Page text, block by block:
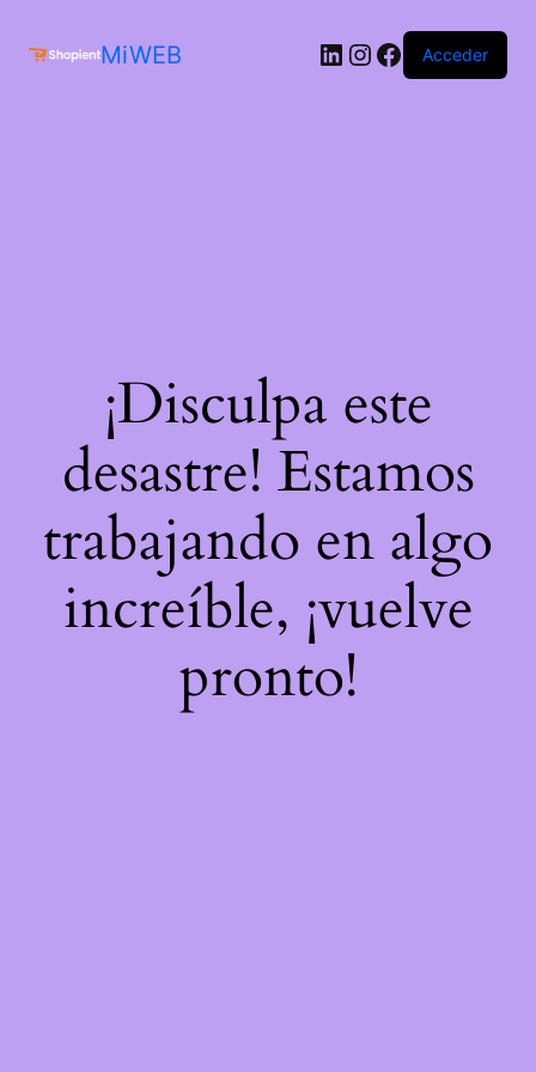
MiWEB Acceder
¡Disculpa este
desastre! Estamos
trabajando en algo
increíble, ¡vuelve
pronto!